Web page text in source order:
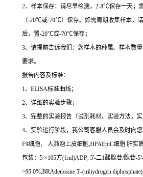
2、样本保存：请尽早检测， 2-8℃保存一天；
（-20℃或-70℃）保存。如需周期收集样本，
后，置-20℃或-70℃保存；
3、请提前告诉我们：您样本的种属、样本数
要求。
报告内容及标准：
1、 ELISA标准曲线；
2、详细的实验步骤；
3、完整的实验报告（试剂耗材，实验方法，实
4、实验进行阶段，我公司客服人员会及时向您
F9细胞， 人肺泡上皮细胞,HPAEpiC细胞 肝实
包装： 5 ×105方(1ml)ADP; 5'-二1酸腺苷/腺苷-5'-
>95.0%,BRAdenosine 5'-(trihydrogen